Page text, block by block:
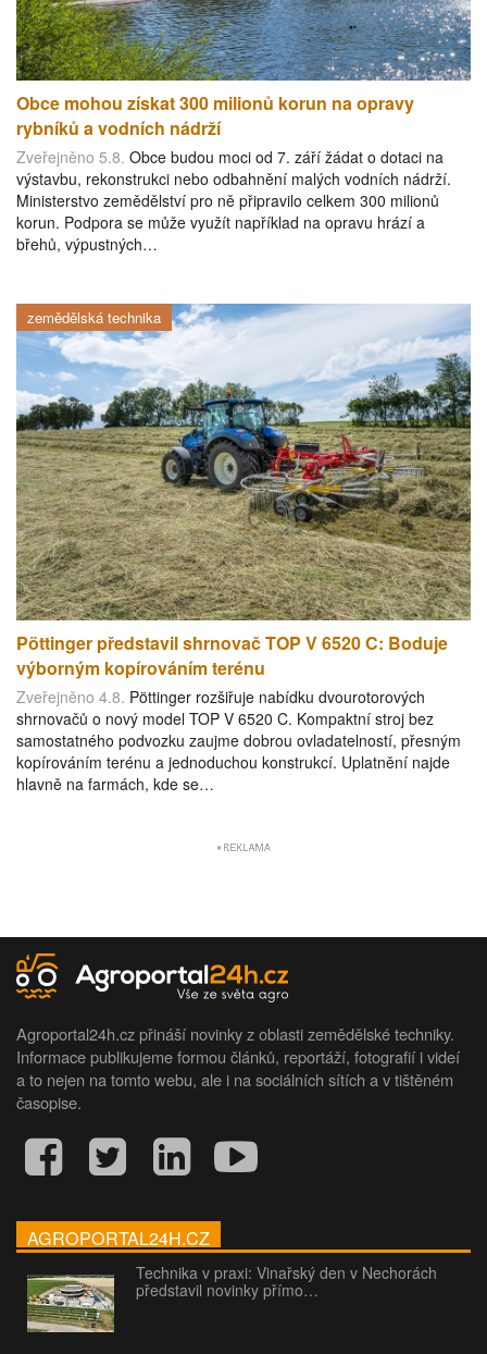
Obce mohou získat 300 milionů korun na opravy
rybníků a vodních nádrží
Zveřejněno 5.8. Obce budou moci od 7. září žádat o dotaci na
výstavbu, rekonstrukci nebo odbahnění malých vodních nádrží.
Ministerstvo zemědělství pro ně připravilo celkem 300 milionů
korun. Podpora se může využít například na opravu hrází a
břehů, výpustných…
zemědělská technika
Pöttinger představil shrnovač TOP V 6520 C: Boduje
výborným kopírováním terénu
Zveřejněno 4.8. Pöttinger rozšiřuje nabídku dvourotorových
shrnovačů o nový model TOP V 6520 C. Kompaktní stroj bez
samostatného podvozku zaujme dobrou ovladatelností, přesným
kopírováním terénu a jednoduchou konstrukcí. Uplatnění najde
hlavně na farmách, kde se…
Agroportal24h.cz přináší novinky z oblasti zemědělské techniky.
Informace publikujeme formou článků, reportáží, fotografií i videí
a to nejen na tomto webu, ale i na sociálních sítích a v tištěném
časopise.
AGROPORTAL24H.CZ
Technika v praxi: Vinařský den v Nechorách
představil novinky přímo…